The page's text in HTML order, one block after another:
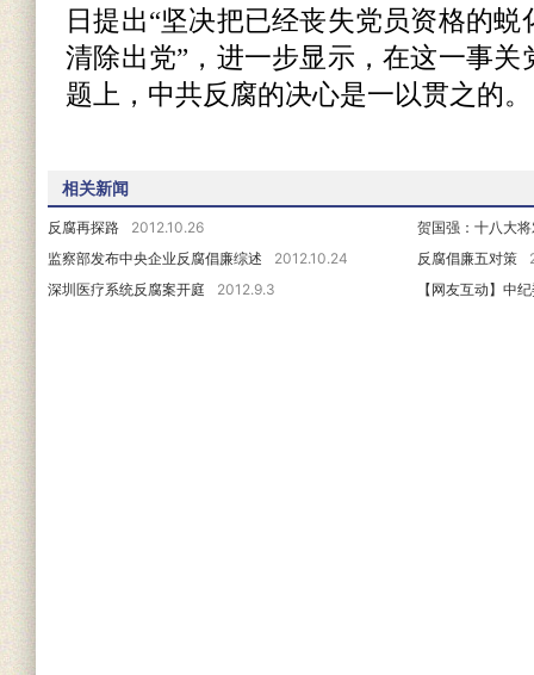
日提出“坚决把已经丧失党员资格的
清除出党”，进一步显示，在这一事
题上，中共反腐的决心是一以贯之的。
相关新闻
反腐再探路 2012.10.26
贺国强：十八大
监察部发布中央企业反腐倡廉综述
2012.10.24 反腐倡廉五对策
深圳医疗系统反腐案开庭
2012.9.3 【网友互动】中